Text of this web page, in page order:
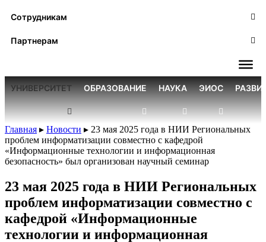
Сотрудникам
Партнерам
УНИВЕРСИТЕТ ОБРАЗОВАНИЕ НАУКА ЭИОС
Главная ▸ Новости ▸ 23 мая 2025 года в НИИ Региональных
проблем информатизации совместно с кафедрой
«Информационные технологии и информационная
безопасность» был организован научный семинар
23 мая 2025 года в НИИ Региональных
проблем информатизации совместно с
кафедрой «Информационные
технологии и информационная